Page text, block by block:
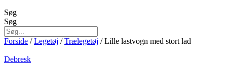
Søg
Søg
Forside /Legetøj /Trælegetøj / Lille lastvogn med stort lad
Debresk